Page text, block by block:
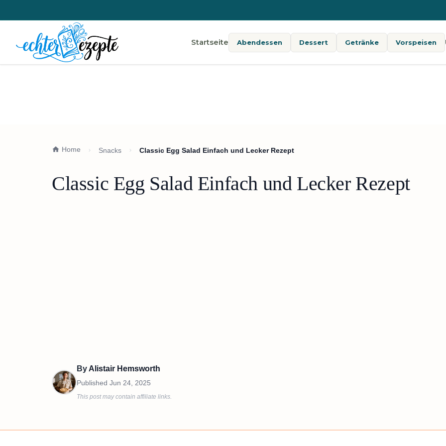
Startseite Abendessen Dessert Getränke Vorspeisen
Home Snacks Classic Egg Salad Einfach und Lecker Rezept
Classic Egg Salad Einfach und Lecker Rezept
ByAlistair Hemsworth
Published Jun 24, 2025
This post may contain affiliate links.